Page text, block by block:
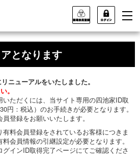
となります
ニューアルをいたしました。
。
ただくには、当サイト専用の四池家ID取
円：税込）のお手続きが必要となります。
登録をお願いいたします。
料会員登録をされているお客様につきま
会員情報の引継設定が必要となります。
インID取得完了ページにてご確認くださ